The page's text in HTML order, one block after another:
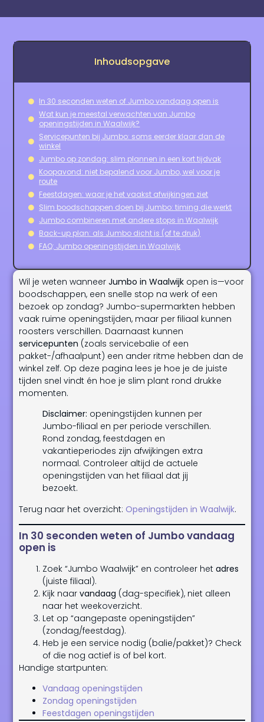
Wil je weten wanneerJumbo in Waalwijk open is—voor
boodschappen, een snelle stop na werk of een
bezoek op zondag? Jumbo-supermarkten hebben
vaak ruime openingstijden, maar per filiaal kunnen
roosters verschillen. Daarnaast kunnen
servicepunten (zoals servicebalie of een
pakket-/afhaalpunt) een ander ritme hebben dan de
winkel zelf. Op deze pagina lees je hoe je de juiste
tijden snel vindt én hoe je slim plant rond drukke
momenten.
Disclaimer: openingstijden kunnen per
Jumbo-filiaal en per periode verschillen.
Rond zondag, feestdagen en
vakantieperiodes zijn afwijkingen extra
normaal. Controleer altijd de actuele
openingstijden van het filiaal dat jij
bezoekt.
Terug naar het overzicht: Openingstijden in Waalwijk.
In 30 seconden weten of Jumbo vandaag
open is
Zoek “Jumbo Waalwijk” en controleer hetadres
(juiste filiaal).
Kijk naarvandaag (dag-specifiek), niet alleen
naar het weekoverzicht.
Let op “aangepaste openingstijden”
(zondag/feestdag).
Heb je een service nodig (balie/pakket)? Check
of die nog actief is of bel kort.
Handige startpunten:
Vandaag openingstijden
Zondag openingstijden
Feestdagen openingstijden
Inhoudsopgave
In 30 seconden weten of Jumbo vandaag open is
Wat kun je meestal verwachten van Jumbo
openingstijden in Waalwijk?
Servicepunten bij Jumbo: soms eerder klaar dan de
winkel
Jumbo op zondag: slim plannen in een kort tijdvak
Koopavond: niet bepalend voor Jumbo, wel voor je
route
Feestdagen: waar je het vaakst afwijkingen ziet
Slim boodschappen doen bij Jumbo: timing die werkt
Jumbo combineren met andere stops in Waalwijk
Back-up plan: als Jumbo dicht is (of te druk)
FAQ: Jumbo openingstijden in Waalwijk